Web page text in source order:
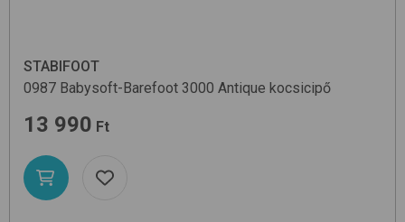
STABIFOOT
0987 Babysoft-Barefoot 3000 Antique kocsicipő
13 990 Ft